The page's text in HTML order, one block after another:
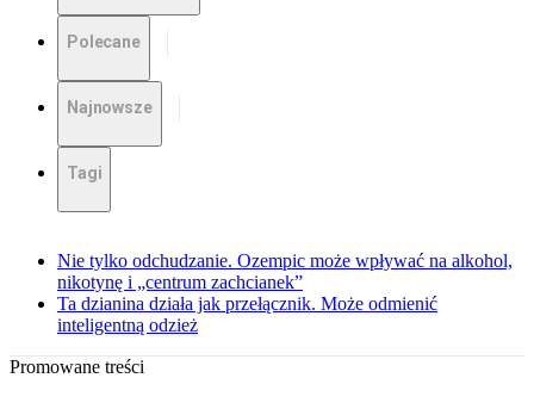
Polecane
Najnowsze
Tagi
Nie tylko odchudzanie. Ozempic może wpływać na alkohol,
nikotynę i „centrum zachcianek”
Ta dzianina działa jak przełącznik. Może odmienić
inteligentną odzież
Promowane treści